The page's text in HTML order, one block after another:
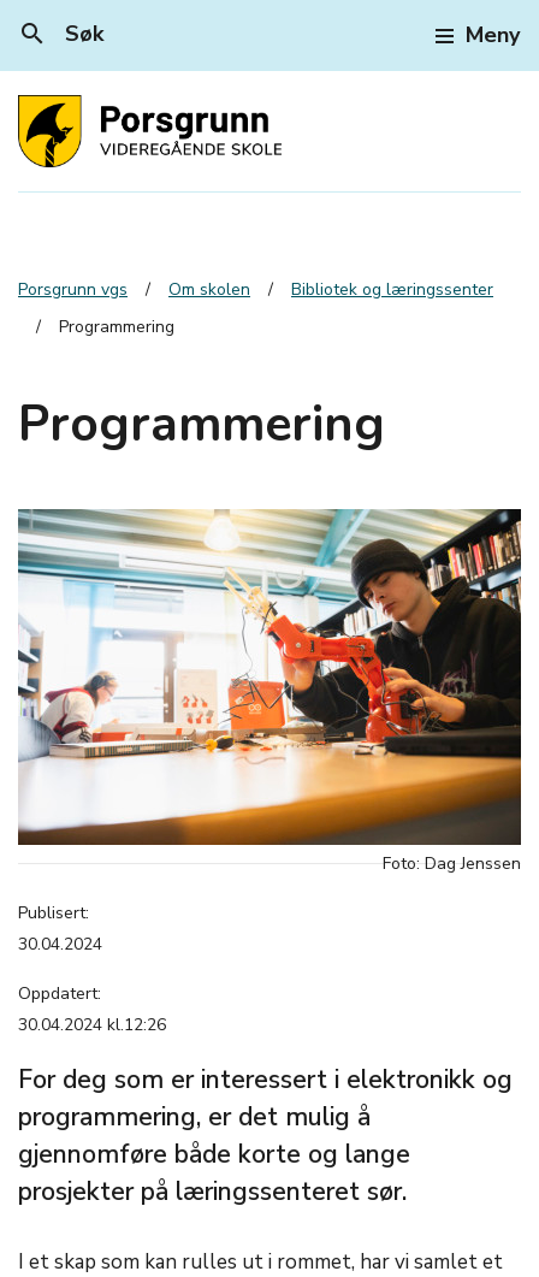
search Søk Meny
Porsgrunn vgs Om skolen
Bibliotek og læringssenter
Programmering
Programmering
Foto: Dag Jenssen
Publisert:
30.04.2024
Oppdatert:
30.04.2024 kl.12:26
For deg som er interessert i elektronikk og
programmering, er det mulig å
gjennomføre både korte og lange
prosjekter på læringssenteret sør.
I et skap som kan rulles ut i rommet, har vi samlet et